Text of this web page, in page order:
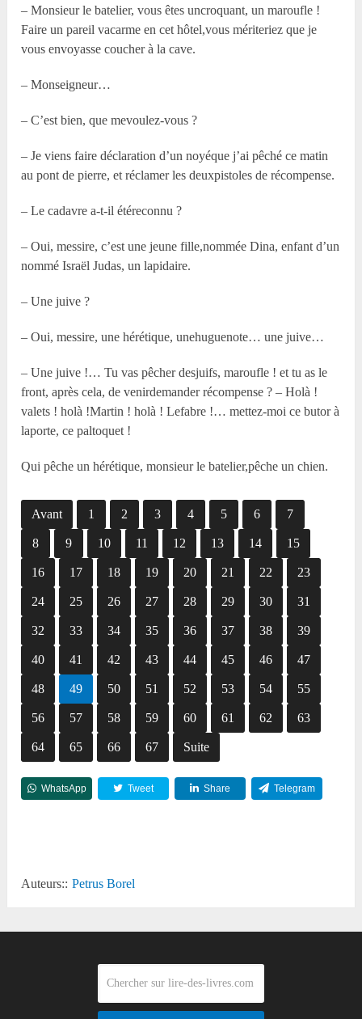
– Monsieur le batelier, vous êtes uncroquant, un maroufle !
Faire un pareil vacarme en cet hôtel,vous mériteriez que je
vous envoyasse coucher à la cave.
– Monseigneur…
– C’est bien, que mevoulez-vous ?
– Je viens faire déclaration d’un noyéque j’ai pêché ce matin
au pont de pierre, et réclamer les deuxpistoles de récompense.
– Le cadavre a-t-il étéreconnu ?
– Oui, messire, c’est une jeune fille,nommée Dina, enfant d’un
nommé Israël Judas, un lapidaire.
– Une juive ?
– Oui, messire, une hérétique, unehuguenote… une juive…
– Une juive !… Tu vas pêcher desjuifs, maroufle ! et tu as le
front, après cela, de venirdemander récompense ? – Holà !
valets ! holà !Martin ! holà ! Lefabre !… mettez-moi ce butor à
laporte, ce paltoquet !
Qui pêche un hérétique, monsieur le batelier,pêche un chien.
Avant 1 2 3 4 5 6 7
8 9 10 11 12 13 14 15
16 17 18 19 20 21 22 23
24 25 26 27 28 29 30 31
32 33 34 35 36 37 38 39
40 41 42 43 44 45 46 47
48 49 50 51 52 53 54 55
56 57 58 59 60 61 62 63
64 65 66 67 Suite
WhatsApp Tweet Share Telegram
Auteurs:: Petrus Borel